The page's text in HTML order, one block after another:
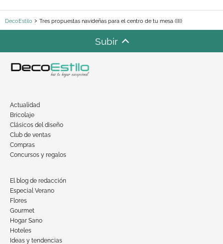
DecoEstilo Tres propuestas navideñas para el centro de tu mesa (III)
Subir
Actualidad
Bricolaje
Clásicos del diseño
Club de ventas
Compras
Concursos y regalos
El blog de redacción
Especial Verano
Flores
Gourmet
Hogar Sano
Hoteles
Ideas y tendencias